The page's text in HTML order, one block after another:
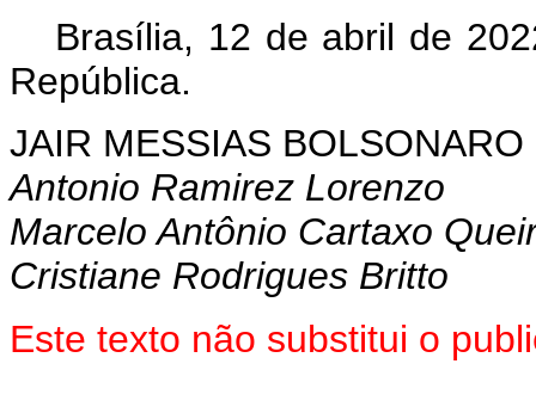
Brasília, 12 de abril de
República.
JAIR MESSIAS BOLSONARO
Antonio Ramirez Lorenzo
Marcelo Antônio Cartaxo
Cristiane Rodrigues Britto
Este texto não substitui o